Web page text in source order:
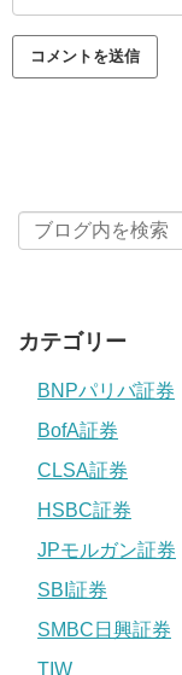
カテゴリー
BNPパリバ証券
BofA証券
CLSA証券
HSBC証券
JPモルガン証券
SBI証券
SMBC日興証券
TIW